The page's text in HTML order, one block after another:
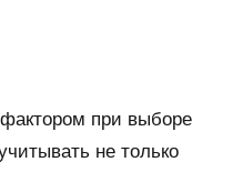
при выборе
не только